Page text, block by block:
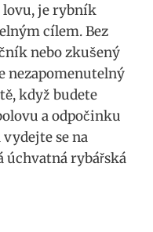
lovu, je rybník
cílem. Bez
nebo zkušený
nezapomenutelný
když budete
a odpočinku
se na
úchvatná rybářská